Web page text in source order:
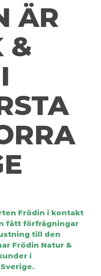
ÄR
&
Frödin i kontakt
fått förfrågningar
till den
Frödin Natur &
i